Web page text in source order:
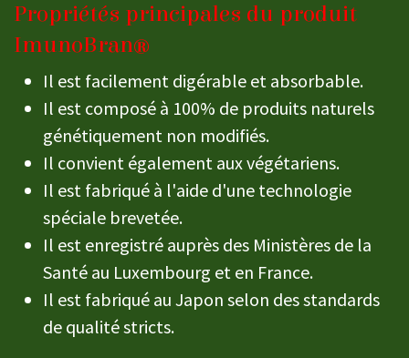
Propriétés principales du produit
ImunoBran®
Il est facilement digérable et absorbable.
Il est composé à 100% de produits naturels
génétiquement non modifiés.
Il convient également aux végétariens.
Il est fabriqué à l'aide d'une technologie
spéciale brevetée.
Il est enregistré auprès des Ministères de la
Santé au Luxembourg et en France.
Il est fabriqué au Japon selon des standards
de qualité stricts.